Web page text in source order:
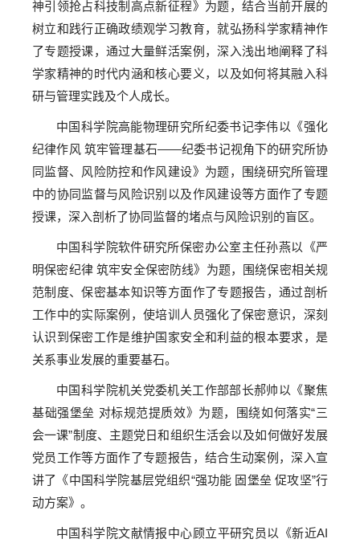
神引领抢占科技制高点新征程》为题，结合当前开展的
树立和践行正确政绩观学习教育，就弘扬科学家精神作
了专题授课，通过大量鲜活案例，深入浅出地阐释了科
学家精神的时代内涵和核心要义，以及如何将其融入科
研与管理实践及个人成长。
中国科学院高能物理研究所纪委书记李伟以《强化
纪律作风 筑牢管理基石——纪委书记视角下的研究所协
同监督、风险防控和作风建设》为题，围绕研究所管理
中的协同监督与风险识别以及作风建设等方面作了专题
授课，深入剖析了协同监督的堵点与风险识别的盲区。
中国科学院软件研究所保密办公室主任孙燕以《严
明保密纪律 筑牢安全保密防线》为题，围绕保密相关规
范制度、保密基本知识等方面作了专题报告，通过剖析
工作中的实际案例，使培训人员强化了保密意识，深刻
认识到保密工作是维护国家安全和利益的根本要求，是
关系事业发展的重要基石。
中国科学院机关党委机关工作部部长郝帅以《聚焦
基础强堡垒 对标规范提质效》为题，围绕如何落实“三
会一课”制度、主题党日和组织生活会以及如何做好发展
党员工作等方面作了专题报告，结合生动案例，深入宣
讲了《中国科学院基层党组织“强功能 固堡垒 促攻坚”行
动方案》。
中国科学院文献情报中心顾立平研究员以《新近AI